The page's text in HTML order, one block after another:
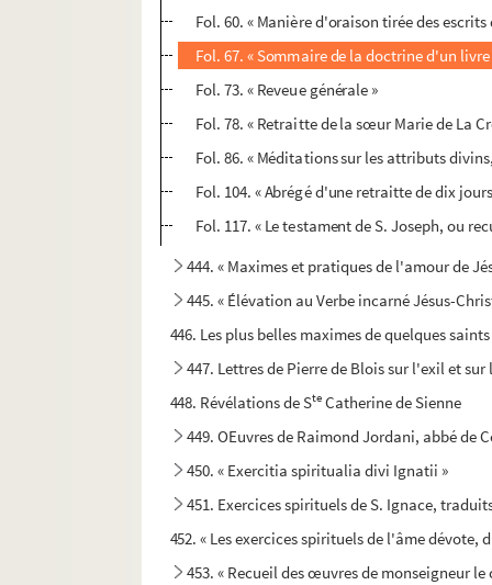
Fol. 60. « Manière d'oraison tirée des
Fol. 67. « Sommaire de la doctrine d'un
Fol. 73. « Reveue générale »
Fol. 78. « Retraitte de la sœur Marie de La
Fol. 86. « Méditations sur les attributs
Fol. 104. « Abrégé d'une retraitte de dix
Fol. 117. « Le testament de S. Joseph, ou
444. « Maximes et pratiques de l'amour de
445. « Élévation au Verbe incarné Jésus-
446. Les plus belles maximes de quelques
447. Lettres de Pierre de Blois sur l'exil et
448. Révélations de Ste Catherine de Sienne
449. OEuvres de Raimond Jordani, abbé de
450. « Exercitia spiritualia divi Ignatii »
451. Exercices spirituels de S. Ignace,
452. « Les exercices spirituels de l'âme
453. « Recueil des œuvres de monseigneur